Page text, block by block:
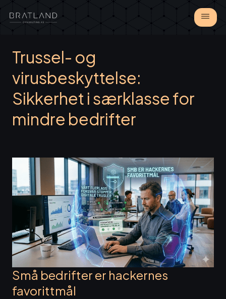
Trussel- og
virusbeskyttelse:
Sikkerhet i særklasse for
mindre bedrifter
Små bedrifter er hackernes
favorittmål